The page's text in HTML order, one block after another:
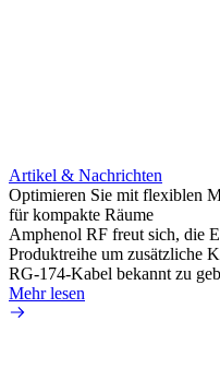
Artikel & Nachrichten
Optimieren Sie mit flexiblen
für kompakte Räume
Amphenol RF freut sich, die
Produktreihe um zusätzliche
RG-174-Kabel bekannt zu
Mehr lesen